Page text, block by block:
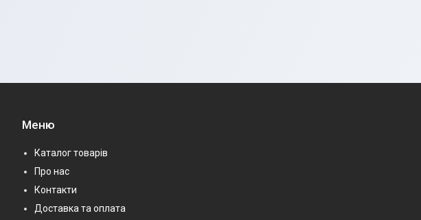
Меню
Каталог товарів
Про нас
Контакти
Доставка та оплата